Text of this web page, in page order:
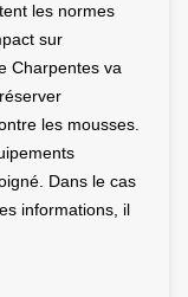
les normes
sur
Charpentes va
les mousses.
Dans le cas
informations, il